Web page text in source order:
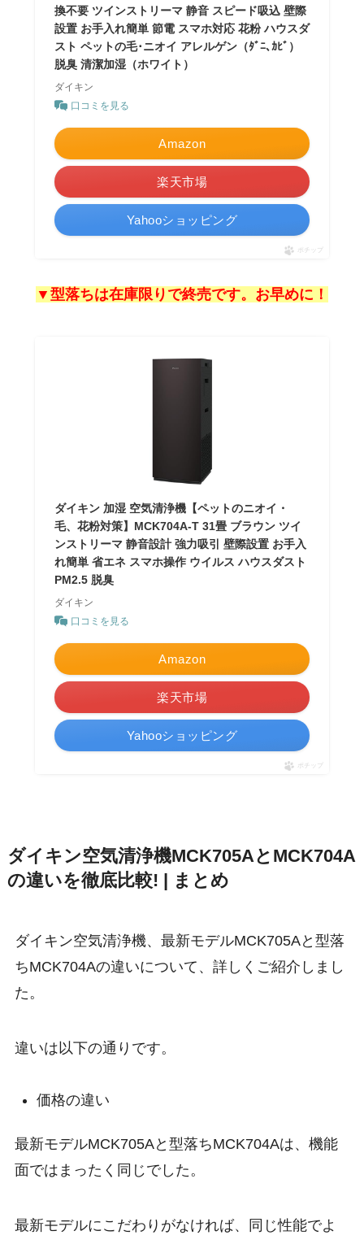
換不要 ツインストリーマ 静音 スピード吸込 壁際
設置 お手入れ簡単 節電 スマホ対応 花粉 ハウスダ
スト ペットの毛･ニオイ アレルゲン（ﾀﾞﾆ､ｶﾋﾞ）
脱臭 清潔加湿（ホワイト）
ダイキン
口コミを見る
Amazon
楽天市場
Yahooショッピング
ポチップ
▼型落ちは在庫限りで終売です。お早めに！
ダイキン 加湿 空気清浄機【ペットのニオイ・
毛、花粉対策】MCK704A-T 31畳 ブラウン ツイ
ンストリーマ 静音設計 強力吸引 壁際設置 お手入
れ簡単 省エネ スマホ操作 ウイルス ハウスダスト
PM2.5 脱臭
ダイキン
口コミを見る
Amazon
楽天市場
Yahooショッピング
ポチップ
ダイキン空気清浄機MCK705AとMCK704A
の違いを徹底比較! | まとめ
ダイキン空気清浄機、最新モデルMCK705Aと型落
ちMCK704Aの違いについて、詳しくご紹介しまし
た。
違いは以下の通りです。
価格の違い
最新モデルMCK705Aと型落ちMCK704Aは、機能
面ではまったく同じでした。
最新モデルにこだわりがなければ、同じ性能でよ